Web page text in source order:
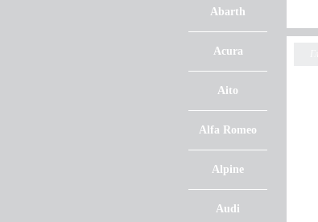
Abarth
Acura
Aito
Alfa Romeo
Alpine
Audi